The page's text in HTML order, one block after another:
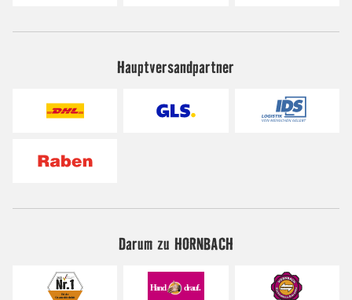
Hauptversandpartner
Darum zu HORNBACH